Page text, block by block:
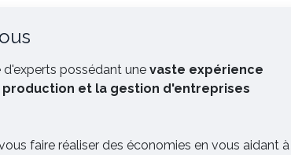
possédant une vaste expérience
et la gestion d'entreprises
faire réaliser des économies en vous aidant à